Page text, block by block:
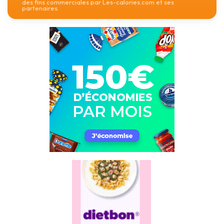
des fins commerciales par Les-calories.com et ses
partenaires.